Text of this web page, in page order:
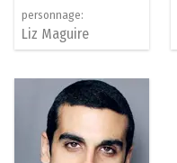
personnage:
Liz Maguire